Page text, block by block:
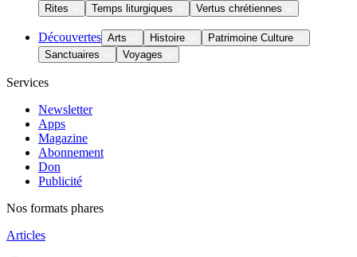
Rites
Temps liturgiques Vertus chrétiennes
Découvertes Arts Histoire
Patrimoine Culture
Sanctuaires
Voyages
Services
Newsletter
Apps
Magazine
Abonnement
Don
Publicité
Nos formats phares
Articles